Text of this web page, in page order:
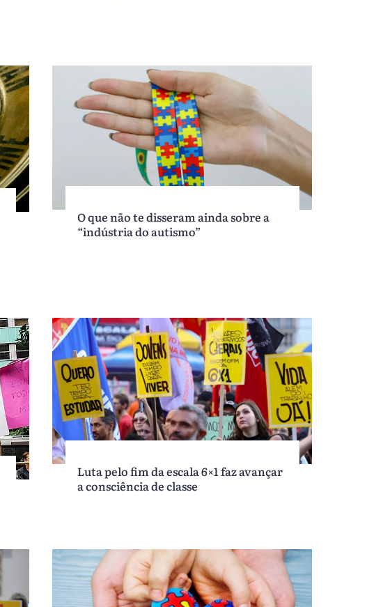
O que não te disseram ainda sobre a
“indústria do autismo”
Luta pelo fim da escala 6×1 faz avançar
a consciência de classe